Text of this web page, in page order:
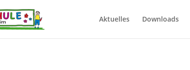
Aktuelles Downloads